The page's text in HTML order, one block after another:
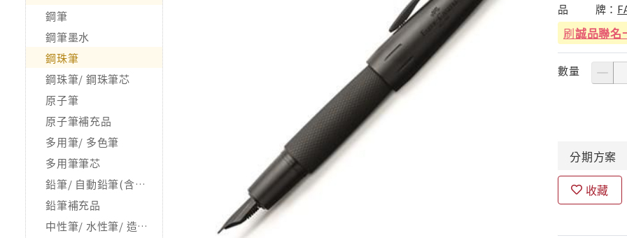
鋼筆
鋼筆墨水
鋼珠筆
鋼珠筆/ 鋼珠筆芯
原子筆
原子筆補充品
多用筆/ 多色筆
多用筆筆芯
鉛筆/ 自動鉛筆(含握筆器)
鉛筆補充品
中性筆/ 水性筆/ 造型筆
品
牌：
刷誠品聯名
數量
分期方案
收藏